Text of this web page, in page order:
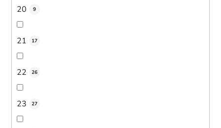
20 9
21 17
22 26
23 27